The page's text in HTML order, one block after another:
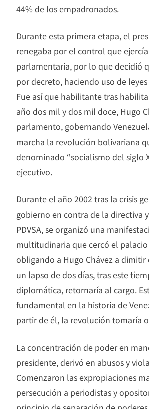
44% de los empadronados.
Durante esta primera etapa, el
renegaba por el control que
parlamentaria, por lo que decidió
por decreto, haciendo uso de
Fue así que habilitante tras
año dos mil y dos mil doce, Hugo
parlamento, gobernando
marcha la revolución bolivariana
denominado “socialismo del siglo
ejecutivo.
Durante el año 2002 tras la crisis
gobierno en contra de la directiva
PDVSA, se organizó una
multitudinaria que cercó el
obligando a Hugo Chávez a
un lapso de dos días, tras este
diplomática, retornaría al cargo.
fundamental en la historia de
partir de él, la revolución tomaría
La concentración de poder en
presidente, derivó en abusos y
Comenzaron las expropiaciones
persecución a periodistas y